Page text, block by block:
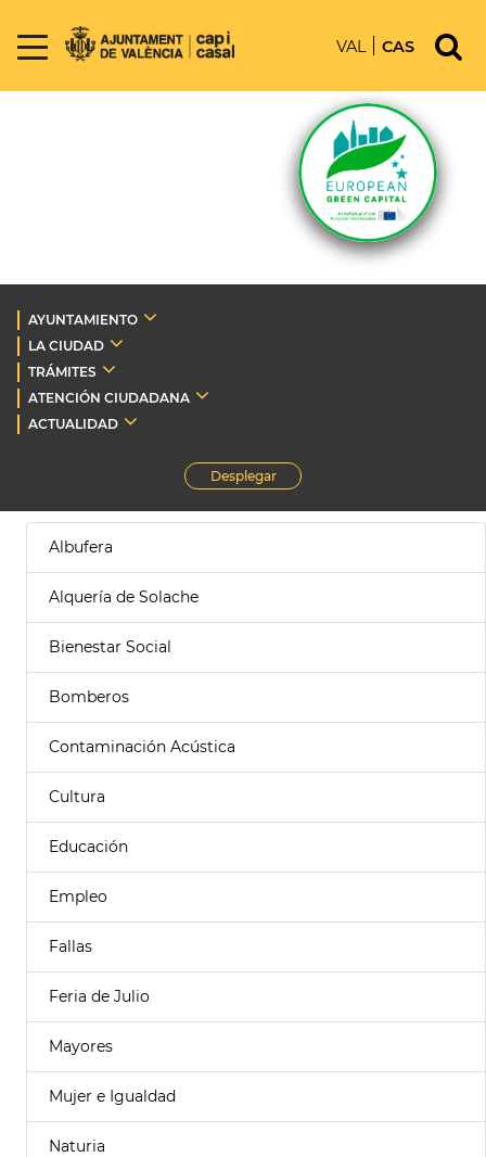
VAL CAS
AYUNTAMIENTO
LA CIUDAD
TRÁMITES
ATENCIÓN CIUDADANA
ACTUALIDAD
Desplegar
Albufera
Alquería de Solache
Bienestar Social
Bomberos
Contaminación Acústica
Cultura
Educación
Empleo
Fallas
Feria de Julio
Mayores
Mujer e Igualdad
Naturia